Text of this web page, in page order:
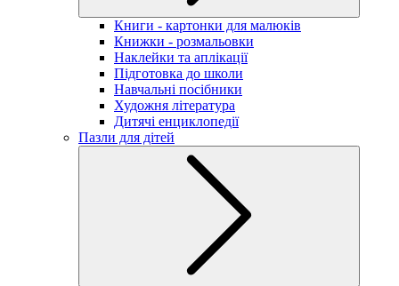
Книги - картонки для малюків
Книжки - розмальовки
Наклейки та аплікації
Підготовка до школи
Навчальні посібники
Художня література
Дитячі енциклопедії
Пазли для дітей